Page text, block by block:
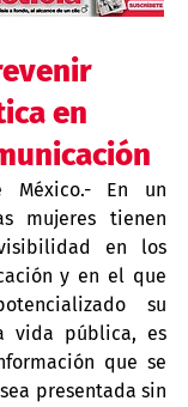
en
México.- En un
mujeres tienen
en los
y en el que
su
vida pública, es
que se
presentada sin